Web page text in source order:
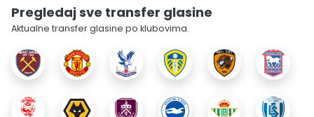
Pregledaj sve transfer glasine
Aktualne transfer glasine po klubovima.